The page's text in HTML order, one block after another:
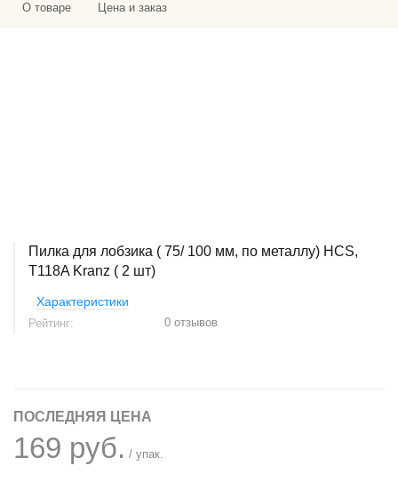
О товаре Цена и заказ
Пилка для лобзика ( 75/ 100 мм, по металлу) HCS,
T118A Kranz ( 2 шт)
Характеристики
Рейтинг: 0 отзывов
ПОСЛЕДНЯЯ ЦЕНА
169 руб. / упак.